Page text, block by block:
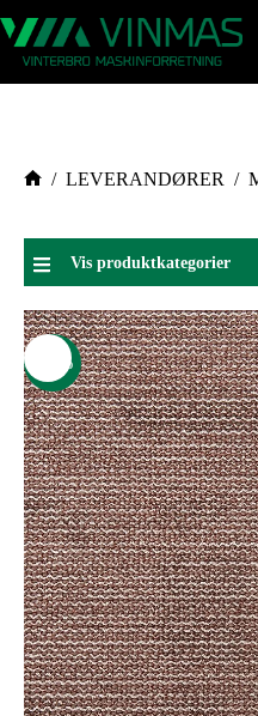
/ LEVERANDØRER /
Vis produktkategorier
-24%